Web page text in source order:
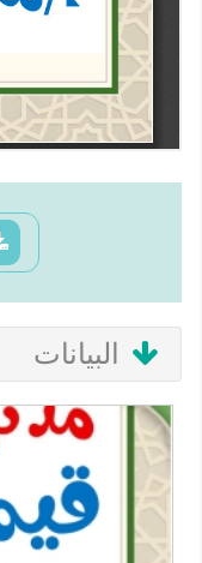
البيانات